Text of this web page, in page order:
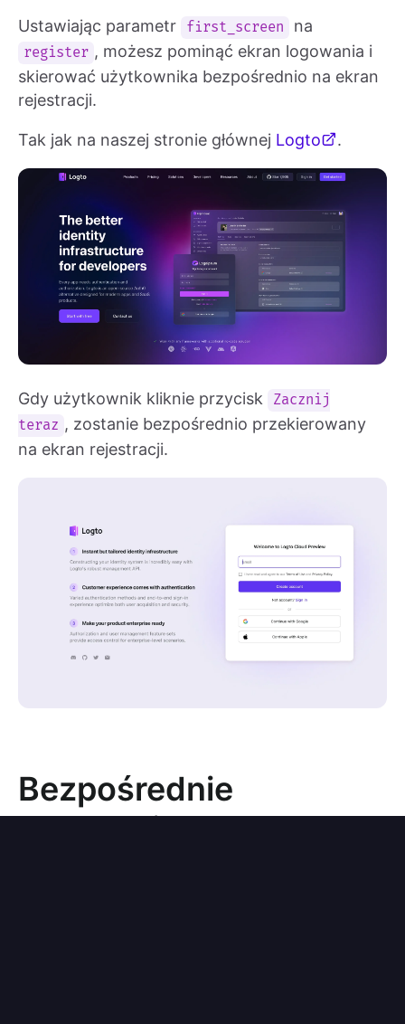
Ustawiając parametr first_screen na
register , możesz pominąć ekran logowania i
skierować użytkownika bezpośrednio na ekran
rejestracji.
Tak jak na naszej stronie głównej Logto .
Gdy użytkownik kliknie przycisk
Zacznij
teraz , zostanie bezpośrednio przekierowany
na ekran rejestracji.
Bezpośrednie
logowanie